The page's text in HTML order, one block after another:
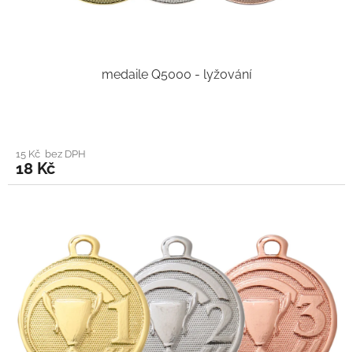
medaile Q5000 - lyžování
15 Kč bez DPH
18 Kč